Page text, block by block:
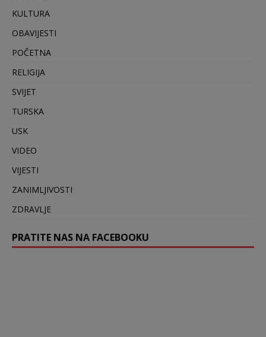
KULTURA
OBAVIJESTI
POČETNA
RELIGIJA
SVIJET
TURSKA
USK
VIDEO
VIJESTI
ZANIMLJIVOSTI
ZDRAVLJE
PRATITE NAS NA FACEBOOKU